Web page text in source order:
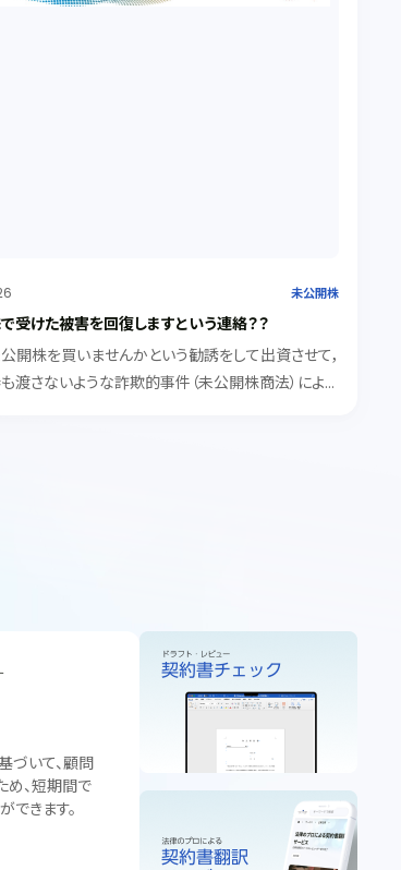
未公開株
受けた被害を回復しますという連絡？？
開株を買いませんかという勧誘をして出資させて，
渡さないような詐欺的事件（未公開株商法）による
づいて、顧問
、短期間で
できます。